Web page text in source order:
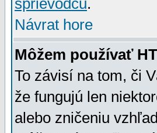
sprievodcu.
Návrat hore
Môžem používať
To závisí na tom, či
že fungujú len
alebo zničeniu